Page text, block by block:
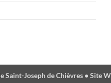
Saint-Joseph de Chièvres • Site